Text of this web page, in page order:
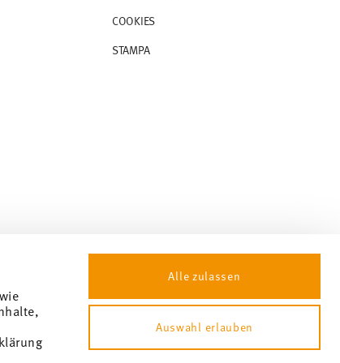
Alle zulassen
Auswahl erlauben
COOKIES
STAMPA